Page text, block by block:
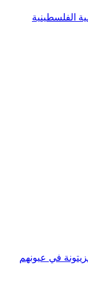
الفلسطينية
في عيونهم